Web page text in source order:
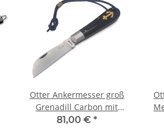
Otter Ankermesser groß
Grenadill Carbon mit
Lederband
81,00 € *